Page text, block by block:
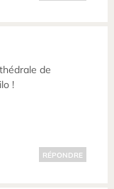
de
!
RÉPONDRE